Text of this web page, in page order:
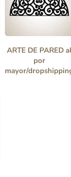
ARTE DE PARED
por
mayor/